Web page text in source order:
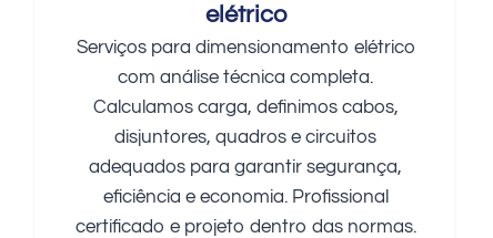
elétrico
Serviços para dimensionamento elétrico
com análise técnica completa.
Calculamos carga, definimos cabos,
disjuntores, quadros e circuitos
adequados para garantir segurança,
eficiência e economia. Profissional
certificado e projeto dentro das normas.